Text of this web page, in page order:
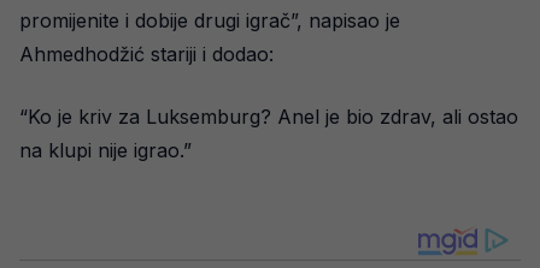
promijenite i dobije drugi igrač”, napisao je
Ahmedhodžić stariji i dodao:
“Ko je kriv za Luksemburg? Anel je bio zdrav, ali ostao
na klupi nije igrao.”